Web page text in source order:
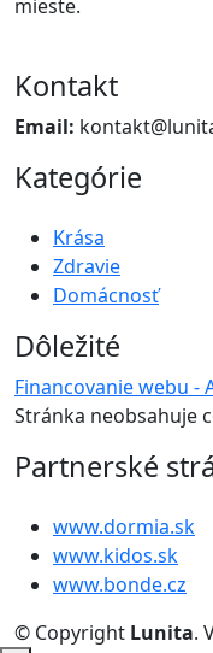
mieste.
Kontakt
Email:
Kategórie
Krása
Zdravie
Domácnosť
Dôležité
Financovanie webu -
Stránka neobsahuje
Partnerské
www.dormia.sk
www.kidos.sk
www.bonde.cz
© Copyright Lunita.